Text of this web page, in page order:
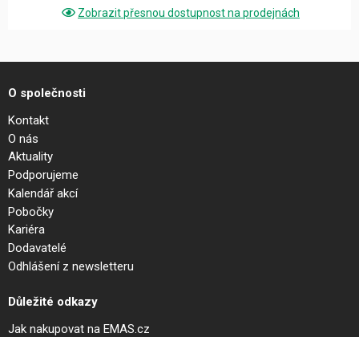
Zobrazit přesnou dostupnost na prodejnách
O společnosti
Kontakt
O nás
Aktuality
Podporujeme
Kalendář akcí
Pobočky
Kariéra
Dodavatelé
Odhlášení z newsletteru
Důležité odkazy
Jak nakupovat na EMAS.cz